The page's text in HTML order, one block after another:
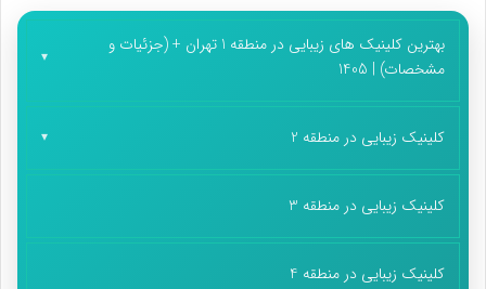
بهترین کلینیک های زیبایی در منطقه 1 تهران + (جزئیات و
مشخصات) | 1405
کلینیک زیبایی در منطقه 2
کلینیک زیبایی در منطقه 3
کلینیک زیبایی در منطقه 4